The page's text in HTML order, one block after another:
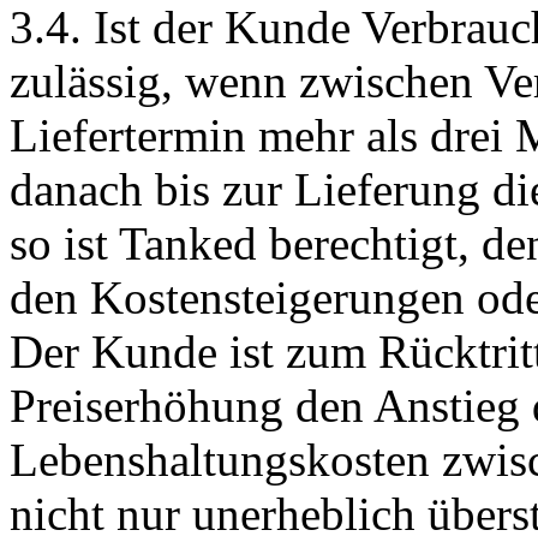
3.4. Ist der Kunde
zulässig, wenn zwischen
Liefertermin mehr als drei
danach bis zur Lieferung
so ist Tanked berechtigt,
den Kostensteigerungen
Der Kunde ist zum
Preiserhöhung den Anstieg
Lebenshaltungskosten
nicht nur unerheblich